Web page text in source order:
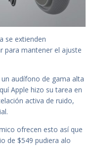
se extienden
para mantener el ajuste
audífono de gama alta
Apple hizo su tarea en
activa de ruido,
ofrecen esto así que
de $549 pudiera alo